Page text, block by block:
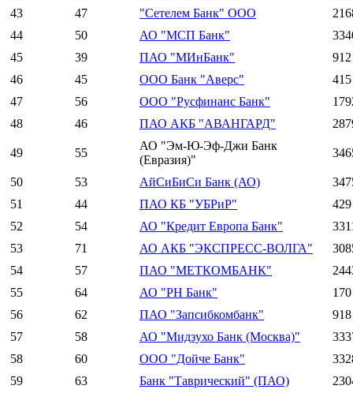
43
47 "Сетелем Банк" ООО
44
50 АО "МСП Банк"
45
39 ПАО "МИнБанк"
912
46
45 ООО Банк "Аверс"
415
47
56 ООО "Русфинанс Банк"
48
46 ПАО АКБ "АВАНГАРД"
49 55
АО "Эм-Ю-Эф-Джи Банк
(Евразия)"
50 53 АйСиБиСи Банк (АО)
51
44 ПАО КБ "УБРиР"
429
52
54 АО "Кредит Европа Банк"
53
71 АО АКБ "ЭКСПРЕСС-ВОЛГА"
54
57 ПАО "МЕТКОМБАНК"
55
64 АО "РН Банк"
170
56
62 ПАО "Запсибкомбанк"
918
57
58 АО "Мидзухо Банк (Москва)"
58
60 ООО "Дойче Банк"
59
63 Банк "Таврический" (ПАО)